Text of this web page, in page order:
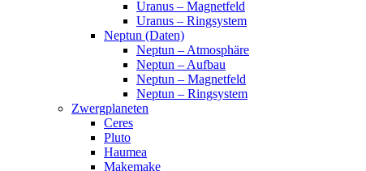
Uranus – Magnetfeld
Uranus – Ringsystem
Neptun (Daten)
Neptun – Atmosphäre
Neptun – Aufbau
Neptun – Magnetfeld
Neptun – Ringsystem
Zwergplaneten
Ceres
Pluto
Haumea
Makemake